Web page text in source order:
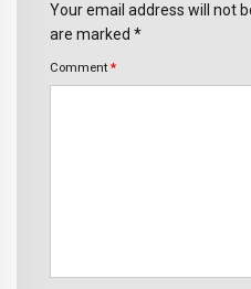
Your email address will not
are marked *
Comment *